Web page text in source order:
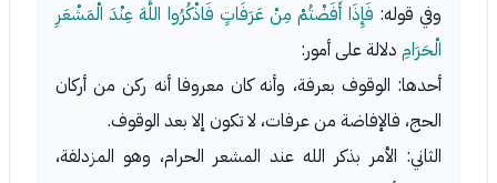
وفي قوله: فَإِذَا أَفَضْتُمْ مِنْ عَرَفَاتٍ فَاذْكُرُوا اللَّهَ عِنْدَ الْمَشْعَرِ
الْحَرَامِ دلالة على أمور:
أحدها: الوقوف بعرفة، وأنه كان معروفا أنه ركن من أركان
الحج، فالإفاضة من عرفات، لا تكون إلا بعد الوقوف.
الثاني: الأمر بذكر الله عند المشعر الحرام، وهو المزدلفة،